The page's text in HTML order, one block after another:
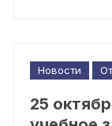
Новости
25